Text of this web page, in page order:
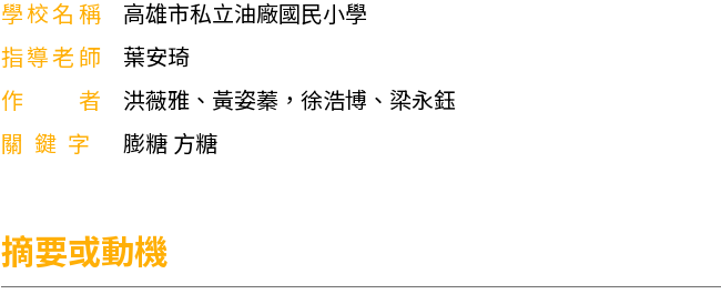
學校名稱
高雄市私立油廠國民小學
指導老師
葉安琦
作者
洪薇雅、黃姿蓁，徐浩博、梁永鈺
關鍵字
膨糖 方糖
摘要或動機